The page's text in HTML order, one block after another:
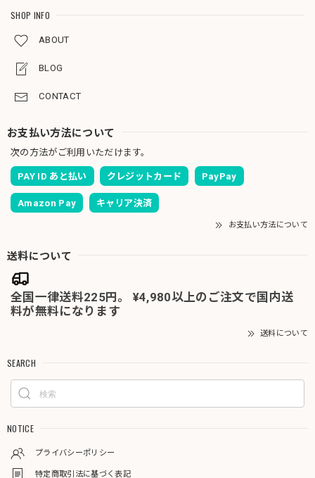
SHOP INFO
ABOUT
BLOG
CONTACT
お支払い方法について
次の方法がご利用いただけます。
PAY ID あと払い クレジットカード PayPay
Amazon Pay キャリア決済
お支払い方法について
送料について
全国一律送料225円。 ¥4,980以上のご注文で国内送
料が無料になります
送料について
SEARCH
NOTICE
プライバシーポリシー
特定商取引法に基づく表記